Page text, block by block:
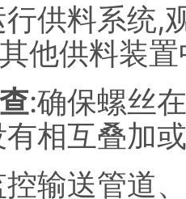
行供料系统,
他供料装
:确保螺丝
相互叠加
控输送管道